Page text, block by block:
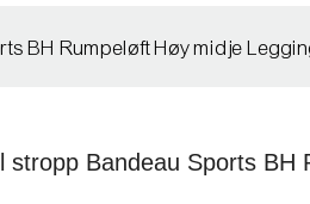
BH Rumpeløft Høy midje
stropp Bandeau Sports BH